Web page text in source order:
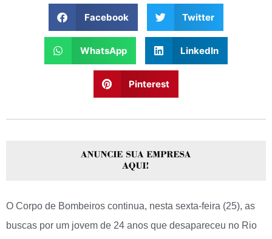
Facebook Twitter
WhatsApp LinkedIn
Pinterest
O Corpo de Bombeiros continua, nesta sexta-feira (25), as
buscas por um jovem de 24 anos que desapareceu no Rio